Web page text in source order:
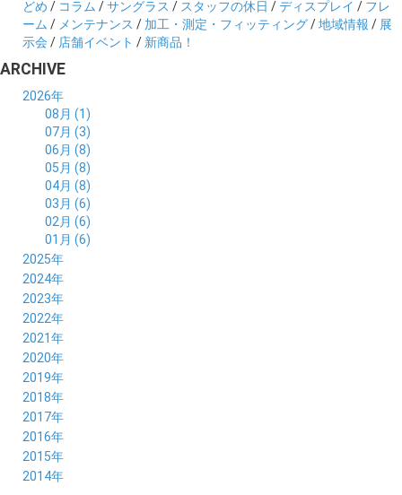
どめ / コラム /サングラス / スタッフの休日 /ディスプレイ / フレ
ーム / メンテナンス / 加工・測定・フィッティング/地域情報 / 展
示会 / 店舗イベント / 新商品！
ARCHIVE
2026年
08月 (1)
07月 (3)
06月 (8)
05月 (8)
04月 (8)
03月 (6)
02月 (6)
01月 (6)
2025年
12月 (5)
11月 (3)
10月 (6)
09月 (5)
08月 (6)
07月 (4)
06月 (7)
05月 (6)
04月 (8)
03月 (6)
02月 (5)
01月 (7)
2024年
12月 (4)
11月 (8)
10月 (6)
09月 (7)
08月 (8)
07月 (5)
06月 (6)
05月 (4)
04月 (7)
03月 (6)
02月 (5)
2023年
12月 (3)
11月 (6)
10月 (6)
09月 (6)
08月 (8)
07月 (8)
06月 (8)
05月 (9)
04月 (8)
03月 (8)
2022年
12月 (12)
11月 (6)
10月 (5)
09月 (7)
08月 (5)
07月 (3)
06月 (5)
05月 (7)
04月 (6)
2021年
12月 (5)
11月 (5)
10月 (6)
09月 (5)
08月 (11)
07月 (5)
06月 (6)
05月 (6)
2020年
12月 (3)
11月 (6)
10月 (5)
09月 (8)
08月 (6)
07月 (7)
06月 (6)
2019年
12月 (7)
11月 (4)
10月 (8)
09月 (4)
08月 (7)
07月 (3)
2018年
12月 (8)
11月 (7)
10月 (8)
09月 (5)
08月 (7)
2017年
12月 (6)
11月 (6)
10月 (5)
2016年
12月 (8)
11月 (4)
2015年
12月 (8)
2014年